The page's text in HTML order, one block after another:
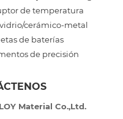
de temperatura
cerámico-metal
de baterías
de precisión
Material Co.,Ltd.